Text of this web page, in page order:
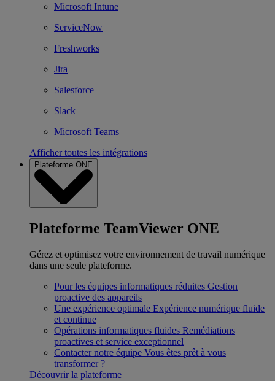
Microsoft Intune
ServiceNow
Freshworks
Jira
Salesforce
Slack
Microsoft Teams
Afficher toutes les intégrations
Plateforme ONE
Plateforme TeamViewer ONE
Gérez et optimisez votre environnement de travail numérique
dans une seule plateforme.
Pour les équipes informatiques réduites Gestion
proactive des appareils
Une expérience optimale Expérience numérique fluide
et continue
Opérations informatiques fluides Remédiations
proactives et service exceptionnel
Contacter notre équipe Vous êtes prêt à vous
transformer ?
Découvrir la plateforme